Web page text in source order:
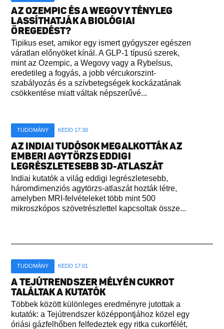
AZ OZEMPIC ÉS A WEGOVY TÉNYLEG
LASSÍTHATJÁK A BIOLÓGIAI
ÖREGEDÉST?
Tipikus eset, amikor egy ismert gyógyszer egészen
váratlan előnyöket kínál. A GLP-1 típusú szerek,
mint az Ozempic, a Wegovy vagy a Rybelsus,
eredetileg a fogyás, a jobb vércukorszint-
szabályozás és a szívbetegségek kockázatának
csökkentése miatt váltak népszerűvé...
TUDOMÁNY KEDD 17:30
AZ INDIAI TUDÓSOK MEGALKOTTÁK AZ
EMBERI AGYTÖRZS EDDIGI
LEGRÉSZLETESEBB 3D-ATLASZÁT
Indiai kutatók a világ eddigi legrészletesebb,
háromdimenziós agytörzs-atlaszát hozták létre,
amelyben MRI-felvételeket több mint 500
mikroszkópos szövetrészlettel kapcsoltak össze...
TUDOMÁNY KEDD 17:01
A TEJÚTRENDSZER MÉLYÉN CUKROT
TALÁLTAK A KUTATÓK
Többek között különleges eredményre jutottak a
kutatók: a Tejútrendszer középpontjához közel egy
óriási gázfelhőben felfedeztek egy ritka cukorfélét,